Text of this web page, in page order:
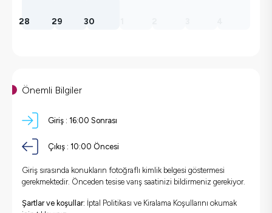
28 29 30
Önemli Bilgiler
Giriş : 16:00 Sonrası
Çıkış : 10:00 Öncesi
Giriş sırasında konukların fotoğraflı kimlik belgesi göstermesi
gerekmektedir. Önceden tesise varış saatinizi bildirmeniz gerekiyor.
Şartlar ve koşullar: İptal Politikası ve Kiralama Koşullarını okumak